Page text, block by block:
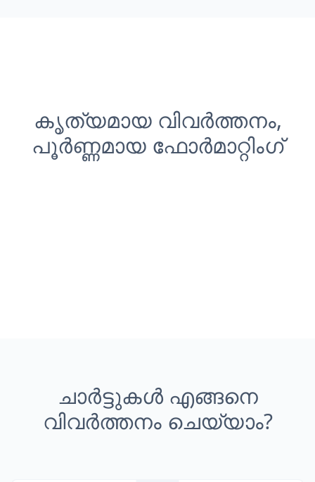
കൃത്യമായ വിവർത്തനം,
പൂർണ്ണമായ ഫോർമാറ്റിംഗ്
ചാർട്ടുകൾ എങ്ങനെ
വിവർത്തനം ചെയ്യാം?